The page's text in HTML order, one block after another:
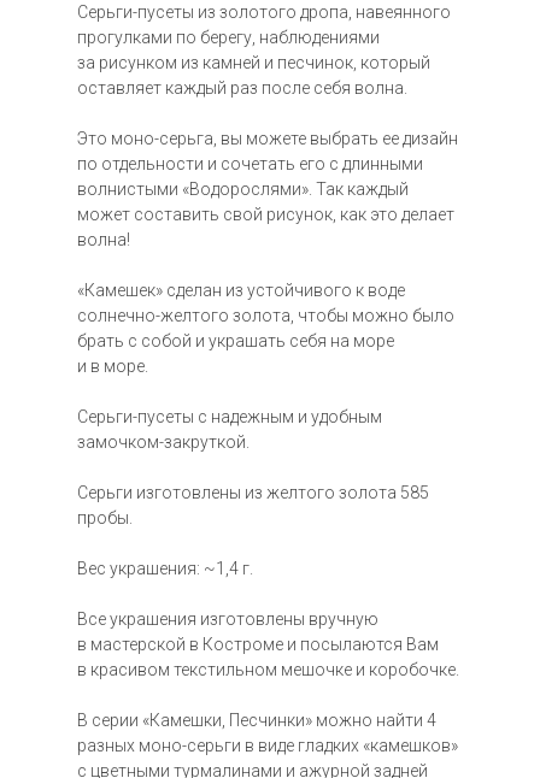
Серьги-пусеты из золотого дропа, навеянного
прогулками по берегу, наблюдениями
за рисунком из камней и песчинок, который
оставляет каждый раз после себя волна.
Это моно-серьга, вы можете выбрать ее дизайн
по отдельности и сочетать его с длинными
волнистыми «Водорослями». Так каждый
может составить свой рисунок, как это делает
волна!
«Камешек» сделан из устойчивого к воде
солнечно-желтого золота, чтобы можно было
брать с собой и украшать себя на море
и в море.
Серьги-пусеты с надежным и удобным
замочком-закруткой.
Серьги изготовлены из желтого золота 585
пробы.
Вес украшения: ~1,4 г.
Все украшения изготовлены вручную
в мастерской в Костроме и посылаются Вам
в красивом текстильном мешочке и коробочке.
В серии «Камешки, Песчинки» можно найти 4
разных моно-серьги в виде гладких «камешков»
с цветными турмалинами и ажурной задней